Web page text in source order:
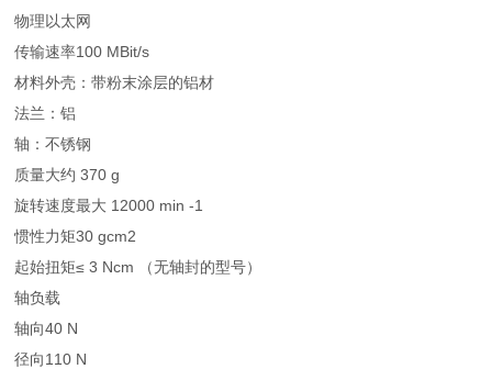
物理以太网
传输速率100 MBit/s
材料外壳：带粉末涂层的铝材
法兰：铝
轴：不锈钢
质量大约 370 g
旋转速度最大 12000 min -1
惯性力矩30 gcm2
起始扭矩≤ 3 Ncm （无轴封的型号）
轴负载
轴向40 N
径向110 N